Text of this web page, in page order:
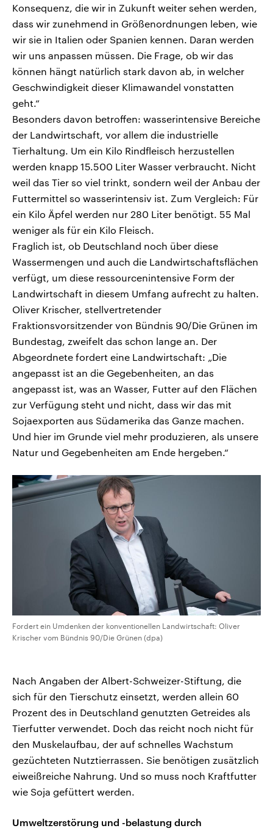
Konsequenz, die wir in Zukunft weiter sehen werden,
dass wir zunehmend in Größenordnungen leben, wie
wir sie in Italien oder Spanien kennen. Daran werden
wir uns anpassen müssen. Die Frage, ob wir das
können hängt natürlich stark davon ab, in welcher
Geschwindigkeit dieser Klimawandel vonstatten
geht.“
Besonders davon betroffen: wasserintensive Bereiche
der Landwirtschaft, vor allem die industrielle
Tierhaltung. Um ein Kilo Rindfleisch herzustellen
werden knapp 15.500 Liter Wasser verbraucht. Nicht
weil das Tier so viel trinkt, sondern weil der Anbau der
Futtermittel so wasserintensiv ist. Zum Vergleich: Für
ein Kilo Äpfel werden nur 280 Liter benötigt. 55 Mal
weniger als für ein Kilo Fleisch.
Fraglich ist, ob Deutschland noch über diese
Wassermengen und auch die Landwirtschaftsflächen
verfügt, um diese ressourcenintensive Form der
Landwirtschaft in diesem Umfang aufrecht zu halten.
Oliver Krischer, stellvertretender
Fraktionsvorsitzender von Bündnis 90/Die Grünen im
Bundestag, zweifelt das schon lange an. Der
Abgeordnete fordert eine Landwirtschaft: „Die
angepasst ist an die Gegebenheiten, an das
angepasst ist, was an Wasser, Futter auf den Flächen
zur Verfügung steht und nicht, dass wir das mit
Sojaexporten aus Südamerika das Ganze machen.
Und hier im Grunde viel mehr produzieren, als unsere
Natur und Gegebenheiten am Ende hergeben.“
Fordert ein Umdenken der konventionellen Landwirtschaft: Oliver
Krischer vom Bündnis 90/Die Grünen (dpa)
Nach Angaben der Albert-Schweizer-Stiftung, die
sich für den Tierschutz einsetzt, werden allein 60
Prozent des in Deutschland genutzten Getreides als
Tierfutter verwendet. Doch das reicht noch nicht für
den Muskelaufbau, der auf schnelles Wachstum
gezüchteten Nutztierrassen. Sie benötigen zusätzlich
eiweißreiche Nahrung. Und so muss noch Kraftfutter
wie Soja gefüttert werden.
Umweltzerstörung und -belastung durch